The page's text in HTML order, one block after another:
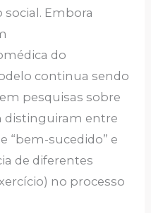
Embora
do
continua sendo
pesquisas sobre
distinguiram entre
“bem-sucedido” e
de diferentes
no processo